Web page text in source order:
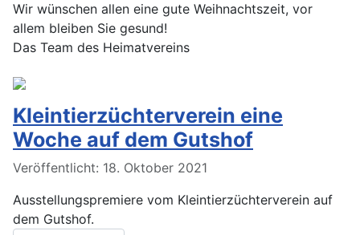
Wir wünschen allen eine gute Weihnachtszeit, vor
allem bleiben Sie gesund!
Das Team des Heimatvereins
Kleintierzüchterverein eine
Woche auf dem Gutshof
Veröffentlicht: 18. Oktober 2021
Ausstellungspremiere vom Kleintierzüchterverein auf
dem Gutshof.